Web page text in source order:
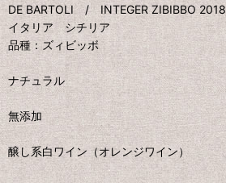
DE BARTOLI / INTEGER ZIBIBBO 2018
イタリア シチリア
品種：ズィビッボ
ナチュラル
無添加
醸し系白ワイン（オレンジワイン）